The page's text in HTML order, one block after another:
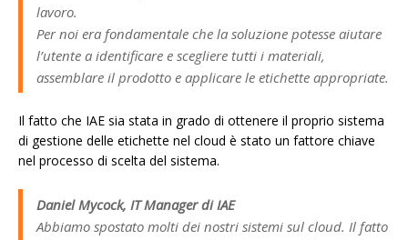
lavoro.
Per noi era fondamentale che la soluzione potesse aiutare
l’utente a identificare e scegliere tutti i materiali,
assemblare il prodotto e applicare le etichette appropriate.
Il fatto che IAE sia stata in grado di ottenere il proprio sistema
di gestione delle etichette nel cloud è stato un fattore chiave
nel processo di scelta del sistema.
Daniel Mycock, IT Manager di IAE
Abbiamo spostato molti dei nostri sistemi sul cloud. Il fatto